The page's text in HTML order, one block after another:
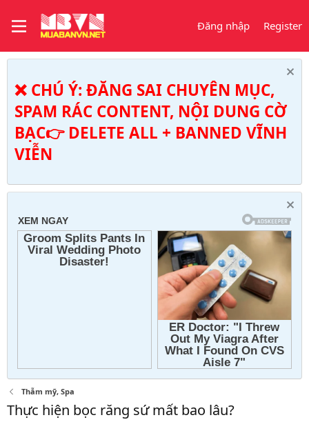
Đăng nhập Register
❌ CHÚ Ý: ĐĂNG SAI CHUYÊN MỤC,
SPAM RÁC CONTENT, NỘI DUNG CỜ
BẠC👉 DELETE ALL + BANNED VĨNH
VIỄN
Thẫm mỹ, Spa
Thực hiện bọc răng sứ mất bao lâu?